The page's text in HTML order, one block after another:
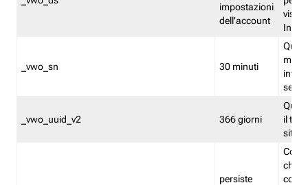
impostazioni
dell'account
_vwo_sn 30 minuti
_vwo_uuid_v2 366 giorni
il
sito
persiste
che